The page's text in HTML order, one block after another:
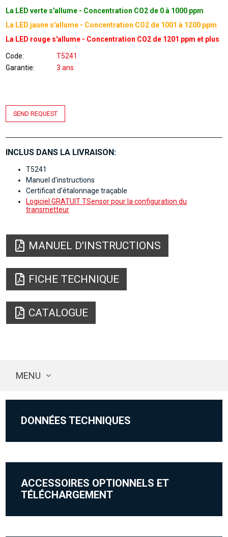
La LED verte s'allume - Concentration CO2 de 0 à 1000 ppm
La LED jaune s'allume - Concentration CO2 de 1001 à 1200 ppm
La LED rouge s'allume - Concentration CO2 de 1201 ppm et plus
Code
T5241
Garantie
3 ans
SEND REQUEST
INCLUS DANS LA LIVRAISON:
T5241
Manuel d'instructions
Certificat d'étalonnage traçable
Logiciel GRATUIT TSensor pour la configuration du
transmetteur
MANUEL D'INSTRUCTIONS
FICHE TECHNIQUE
CATALOGUE
MENU
DONNÉES TECHNIQUES
ACCESSOIRES OPTIONNELS ET
TÉLÉCHARGEMENT